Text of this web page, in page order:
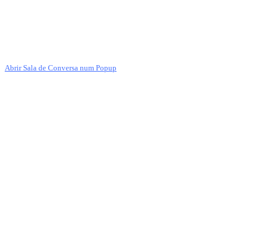
Abrir Sala de Conversa num Popup